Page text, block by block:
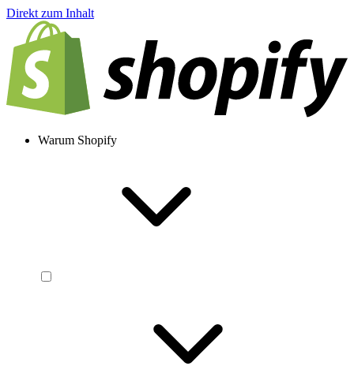
Direkt zum Inhalt
Warum Shopify